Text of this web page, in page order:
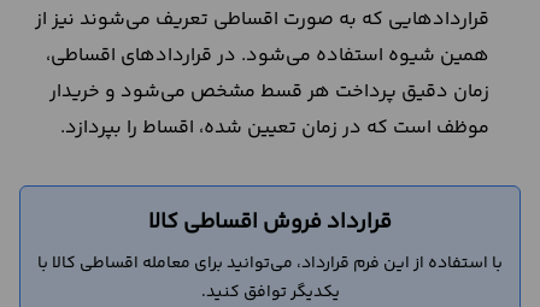
قراردادهایی که به صورت اقساطی تعریف می‌شوند نیز از
همین شیوه استفاده می‌شود. در قراردادهای اقساطی،
زمان دقیق پرداخت هر قسط مشخص می‌شود و خریدار
موظف است که در زمان تعیین شده، اقساط را بپردازد.
قرارداد فروش اقساطی کالا
با استفاده از این فرم قرارداد، می‌توانید برای معامله اقساطی کالا با
یکدیگر توافق کنید.